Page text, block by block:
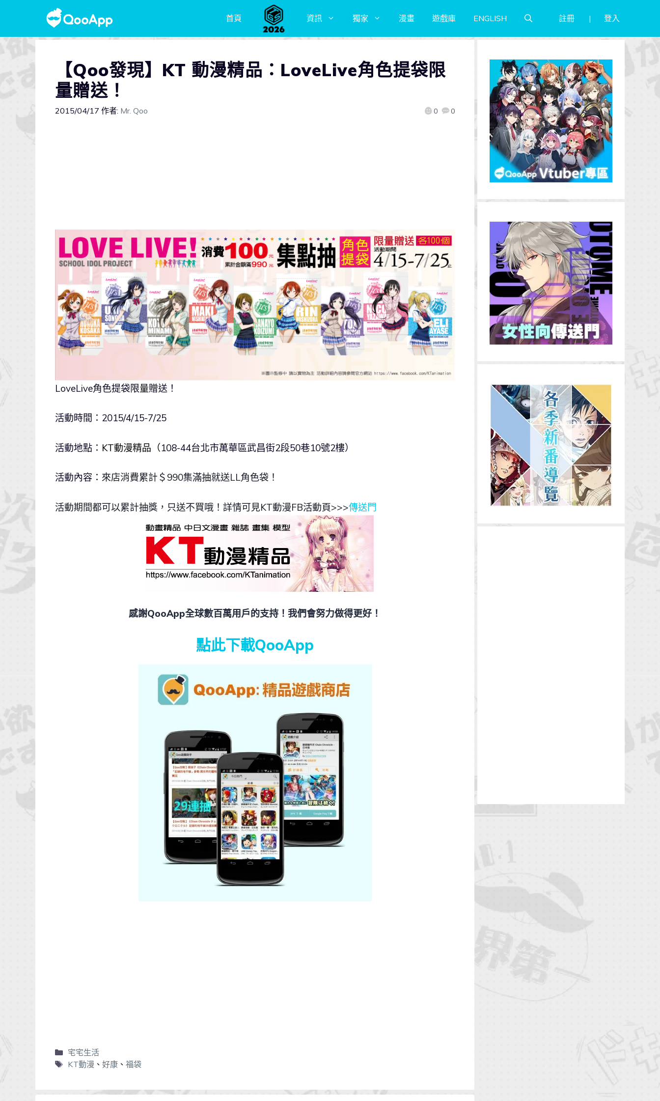
首頁 資訊 獨家 漫畫 遊戲庫 ENGLISH 註冊 登入
【Qoo發現】KT 動漫精品：LoveLive角色提袋限
量贈送！
2015/04/17 作者: Mr. Qoo 0 0
LoveLive角色提袋限量贈送！
活動時間：2015/4/15-7/25
活動地點： KT動漫精品（108-44台北市萬華區武昌街2段50巷10號2樓）
活動內容： 來店消費累計＄990集滿抽就送LL角色袋！
活動期間都可以累計抽獎，只送不買哦！詳情可見KT動漫FB活動頁>>>傳送門
感謝QooApp全球數百萬用戶的支持！我們會努力做得更好！
點此下載QooApp
宅宅生活
KT動漫 、 好康、 福袋